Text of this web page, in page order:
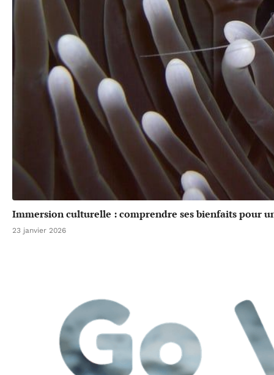
Immersion culturelle : comprendre ses bienfaits pour
23 janvier 2026